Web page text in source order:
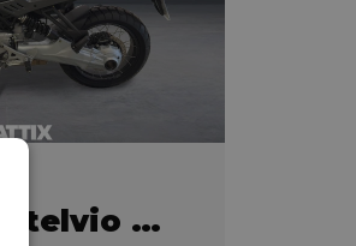
MOTO GUZZI Stelvio 1042